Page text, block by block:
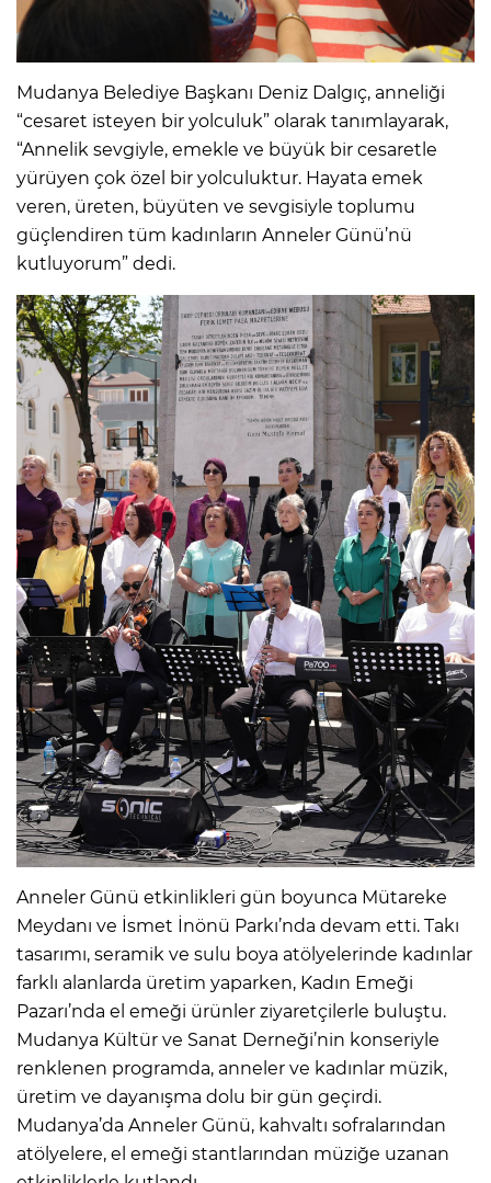
Mudanya Belediye Başkanı Deniz Dalgıç, anneliği
“cesaret isteyen bir yolculuk” olarak tanımlayarak,
“Annelik sevgiyle, emekle ve büyük bir cesaretle
yürüyen çok özel bir yolculuktur. Hayata emek
veren, üreten, büyüten ve sevgisiyle toplumu
güçlendiren tüm kadınların Anneler Günü’nü
kutluyorum” dedi.
Anneler Günü etkinlikleri gün boyunca Mütareke
Meydanı ve İsmet İnönü Parkı’nda devam etti. Takı
tasarımı, seramik ve sulu boya atölyelerinde kadınlar
farklı alanlarda üretim yaparken, Kadın Emeği
Pazarı’nda el emeği ürünler ziyaretçilerle buluştu.
Mudanya Kültür ve Sanat Derneği’nin konseriyle
renklenen programda, anneler ve kadınlar müzik,
üretim ve dayanışma dolu bir gün geçirdi.
Mudanya’da Anneler Günü, kahvaltı sofralarından
atölyelere, el emeği stantlarından müziğe uzanan